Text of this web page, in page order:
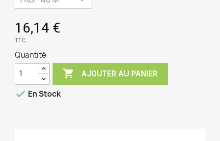
16,14 €
TTC
Quantité
 AJOUTER AU PANIER
 En Stock